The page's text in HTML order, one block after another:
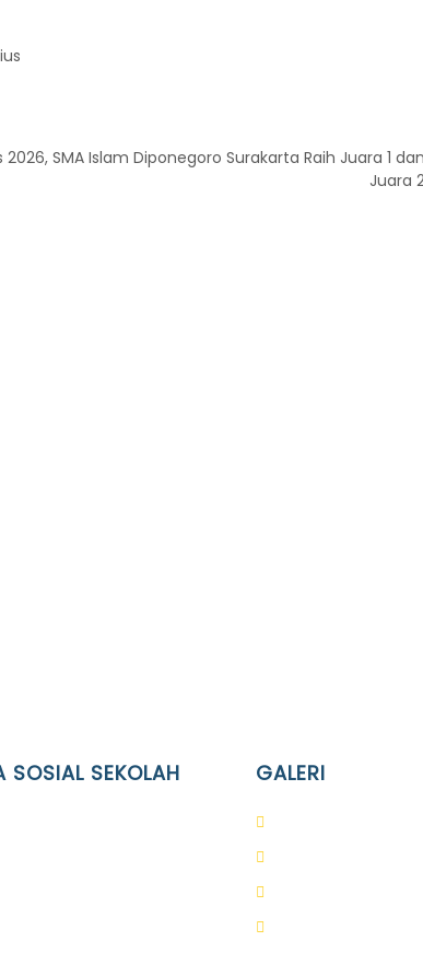
SMA Islam Diponegoro Surakarta Raih Juara 1 dan
Juara
SOSIAL SEKOLAH GALERI